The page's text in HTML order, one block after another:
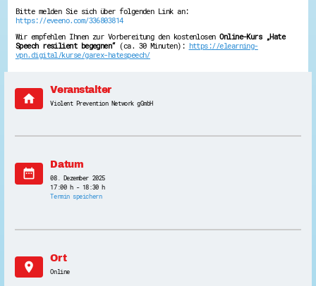
Patenschaftsprojekte
Qualifizierung & Fortbildung
Stiftungen
Vereine, Spenden, Steuern - Gut zu Wissen
Versicherungsschutz
Service
Downloads
Bitte melden Sie sich über folgenden Link an:
https://eveeno.com/336803814
Wir empfehlen Ihnen zur Vorbereitung den kostenlosenOnline-Kurs „Hate
Speech resilient begegnen“(ca. 30 Minuten): https://elearning-
vpn.digital/kurse/garex-hatespeech/
home
Veranstalter
Violent Prevention Network gGmbH
date_range
Datum
08. Dezember 2025
17:00 h - 18:30 h
Termin speichern
location_on
Ort
Online